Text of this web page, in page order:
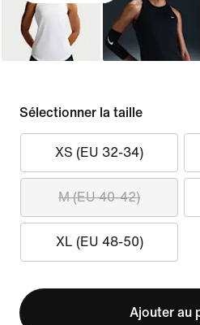
Sélectionner la taille
XS (EU 32-34)
M (EU 40-42)
XL (EU 48-50)
Ajouter au